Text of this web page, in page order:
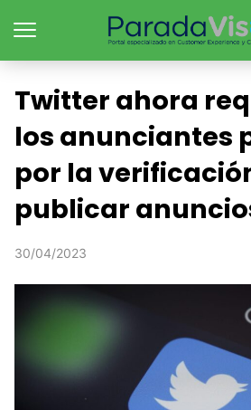
Twitter ahora
los anunciantes
por la
publicar
30/04/2023